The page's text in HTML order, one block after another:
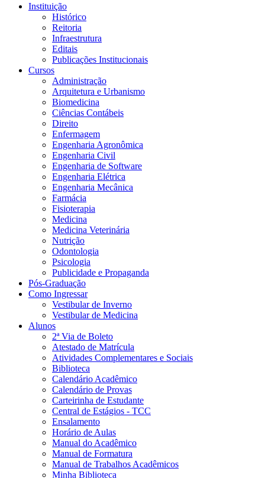
Instituição
Histórico
Reitoria
Infraestrutura
Editais
Publicações Institucionais
Cursos
Administração
Arquitetura e Urbanismo
Biomedicina
Ciências Contábeis
Direito
Enfermagem
Engenharia Agronômica
Engenharia Civil
Engenharia de Software
Engenharia Elétrica
Engenharia Mecânica
Farmácia
Fisioterapia
Medicina
Medicina Veterinária
Nutrição
Odontologia
Psicologia
Publicidade e Propaganda
Pós-Graduação
Como Ingressar
Vestibular de Inverno
Vestibular de Medicina
Alunos
2ª Via de Boleto
Atestado de Matrícula
Atividades Complementares e Sociais
Biblioteca
Calendário Acadêmico
Calendário de Provas
Carteirinha de Estudante
Central de Estágios - TCC
Ensalamento
Horário de Aulas
Manual do Acadêmico
Manual de Formatura
Manual de Trabalhos Acadêmicos
Minha Biblioteca